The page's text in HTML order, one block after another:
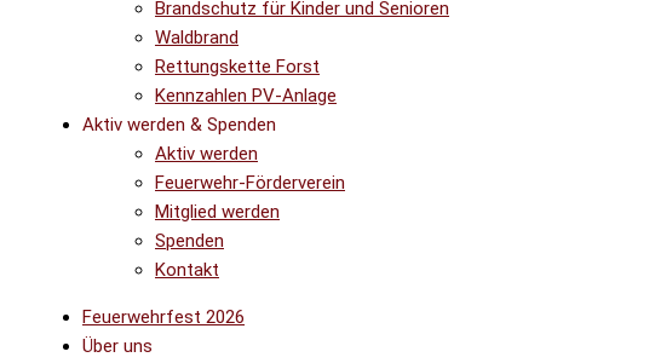
Brandschutz für Kinder und Senioren
Waldbrand
Rettungskette Forst
Kennzahlen PV-Anlage
Aktiv werden & Spenden
Aktiv werden
Feuerwehr-Förderverein
Mitglied werden
Spenden
Kontakt
Feuerwehrfest 2026
Über uns